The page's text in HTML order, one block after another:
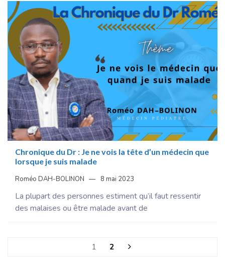
Chronique du Dr : Je ne vois la tête d’un médecin que
lorsque je suis malade
Roméo DAH-BOLINON 8 mai 2023
La plupart des personnes estiment qu’il faut ressentir
des malaises ou être malade avant de
1 2